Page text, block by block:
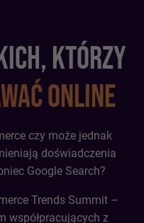
KTÓRZY
ONLINE
czy może jednak
doświadczenia
Google Search?
Trends Summit –
współpracujących z